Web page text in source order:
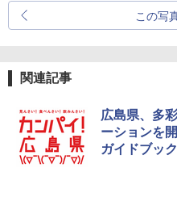
この写
関連記事
広島県、多
ーションを
ガイドブッ